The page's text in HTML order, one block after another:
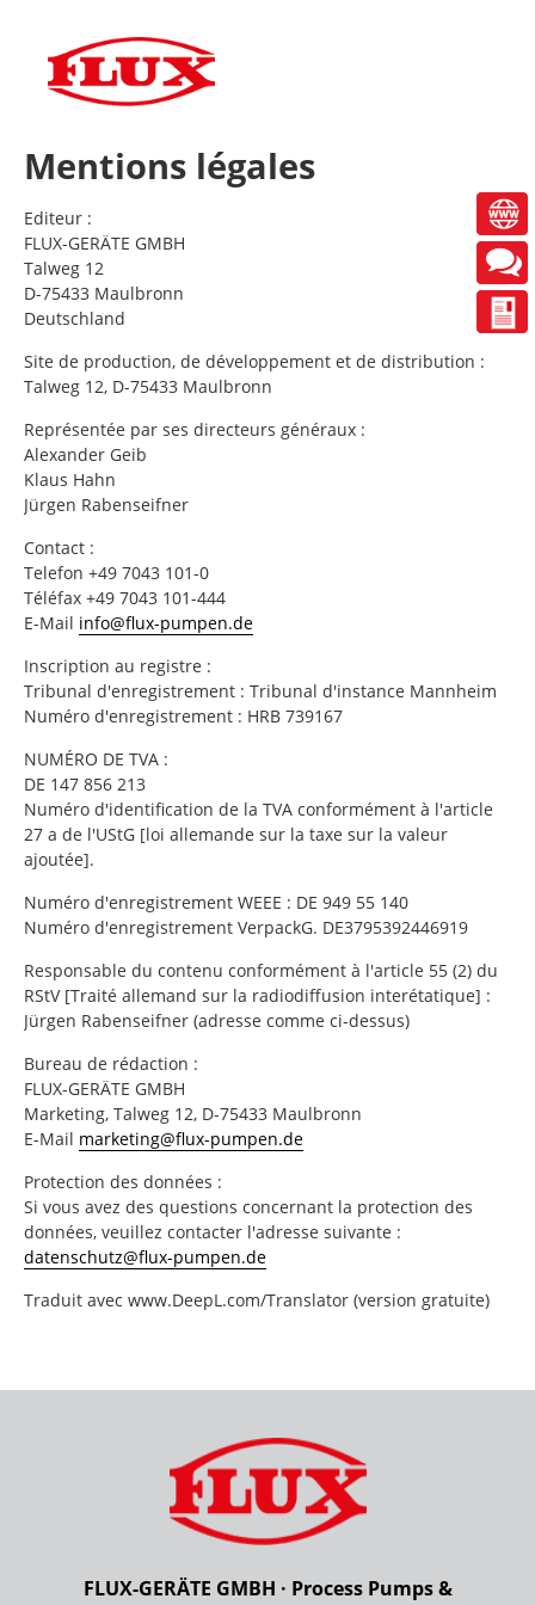
Mentions légales
Editeur :
FLUX-GERÄTE GMBH
Talweg 12
D-75433 Maulbronn
Deutschland
Site de production, de développement et de distribution :
Talweg 12, D-75433 Maulbronn
Représentée par ses directeurs généraux :
Alexander Geib
Klaus Hahn
Jürgen Rabenseifner
Contact :
Telefon +49 7043 101-0
Téléfax +49 7043 101-444
E-Mail info@flux-pumpen.de
Inscription au registre :
Tribunal d'enregistrement : Tribunal d'instance Mannheim
Numéro d'enregistrement : HRB 739167
NUMÉRO DE TVA :
DE 147 856 213
Numéro d'identification de la TVA conformément à l'article
27 a de l'UStG [loi allemande sur la taxe sur la valeur
ajoutée].
Numéro d'enregistrement WEEE : DE 949 55 140
Numéro d'enregistrement VerpackG. DE3795392446919
Responsable du contenu conformément à l'article 55 (2) du
RStV [Traité allemand sur la radiodiffusion interétatique] :
Jürgen Rabenseifner (adresse comme ci-dessus)
Bureau de rédaction :
FLUX-GERÄTE GMBH
Marketing, Talweg 12, D-75433 Maulbronn
E-Mail marketing@flux-pumpen.de
Protection des données :
Si vous avez des questions concernant la protection des
données, veuillez contacter l'adresse suivante :
datenschutz@flux-pumpen.de
Traduit avec www.DeepL.com/Translator (version gratuite)
FLUX-GERÄTE GMBH · Process Pumps &